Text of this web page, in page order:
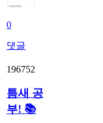
0
댓글
196752
틈새 공
부! 📚